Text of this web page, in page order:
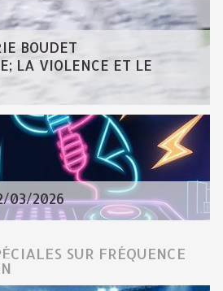
BOUDET
LA VIOLENCE ET LE
03/2026
SUR FRÉQUENCE